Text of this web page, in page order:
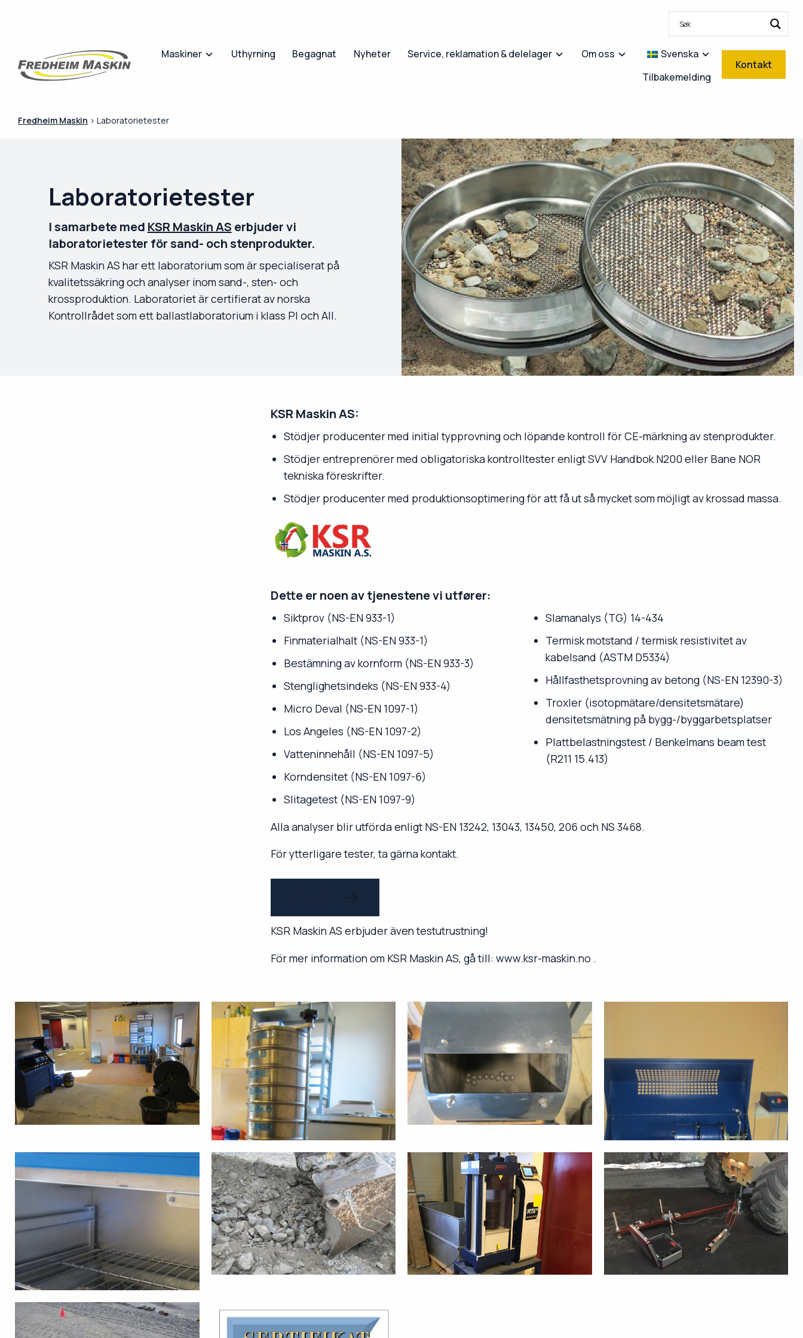
Maskiner Uthyrning Begagnat Nyheter Service, reklamation & delelager Om oss
Svenska
Tilbakemelding
Kontakt
Fredheim Maskin > Laboratorietester
Laboratorietester
I samarbete med KSR Maskin AS erbjuder vi
laboratorietester för sand- och stenprodukter.
KSR Maskin AS har ett laboratorium som är specialiserat på
kvalitetssäkring och analyser inom sand-, sten- och
krossproduktion. Laboratoriet är certifierat av norska
Kontrollrådet som ett ballastlaboratorium i klass PI och AII.
KSR Maskin AS:
Stödjer producenter med initial typprovning och löpande kontroll för CE-märkning av stenprodukter.
Stödjer entreprenörer med obligatoriska kontrolltester enligt SVV Handbok N200 eller Bane NOR
tekniska föreskrifter.
Stödjer producenter med produktionsoptimering för att få ut så mycket som möjligt av krossad massa.
Dette er noen av tjenestene vi utfører:
Siktprov (NS-EN 933-1)
Finmaterialhalt (NS-EN 933-1)
Bestämning av kornform (NS-EN 933-3)
Stenglighetsindeks (NS-EN 933-4)
Micro Deval (NS-EN 1097-1)
Los Angeles (NS-EN 1097-2)
Vatteninnehåll (NS-EN 1097-5)
Korndensitet (NS-EN 1097-6)
Slitagetest (NS-EN 1097-9)
Slamanalys (TG) 14-434
Termisk motstand / termisk resistivitet av
kabelsand (ASTM D5334)
Hållfasthetsprovning av betong (NS-EN 12390-3)
Troxler (isotopmätare/densitetsmätare)
densitetsmätning på bygg-/byggarbetsplatser
Plattbelastningstest / Benkelmans beam test
(R211 15.413)
Alla analyser blir utförda enligt NS-EN 13242, 13043, 13450, 206 och NS 3468.
För ytterligare tester, ta gärna kontakt.
KSR Maskin AS erbjuder även testutrustning!
För mer information om KSR Maskin AS, gå till: www.ksr-maskin.no .